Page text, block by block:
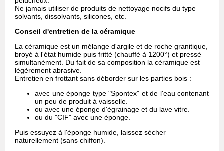
Ne jamais utiliser de produits de nettoyage nocifs du type
solvants, dissolvants, silicones, etc.
Conseil d'entretien de la céramique
La céramique est un mélange d'argile et de roche granitique,
broyé à l'état humide puis fritté (chauffé à 1200°) et pressé
simultanément. Du fait de sa composition la céramique est
légèrement abrasive.
Entretien en frottant sans déborder sur les parties bois :
avec une éponge type "Spontex" et de l'eau contenant
un peu de produit à vaisselle.
ou avec une éponge d'égrainage et du lave vitre.
ou du "CIF" avec une éponge.
Puis essuyez à l'éponge humide, laissez sècher
naturellement (sans chiffon).